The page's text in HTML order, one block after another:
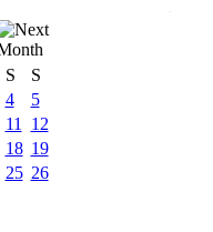
S
S
4
5
11
12
18 19
25 26